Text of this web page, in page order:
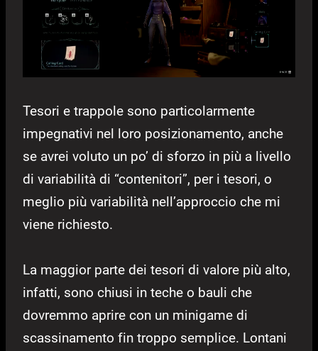
Tesori e trappole sono particolarmente
impegnativi nel loro posizionamento, anche
se avrei voluto un po’ di sforzo in più a livello
di variabilità di “contenitori”, per i tesori, o
meglio più variabilità nell’approccio che mi
viene richiesto.
La maggior parte dei tesori di valore più alto,
infatti, sono chiusi in teche o bauli che
dovremmo aprire con un minigame di
scassinamento fin troppo semplice. Lontani